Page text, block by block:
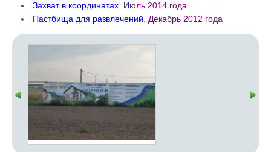
Захват в координатах. Июль 2014 года
Пастбища для развлечений
Декабрь 2012 года